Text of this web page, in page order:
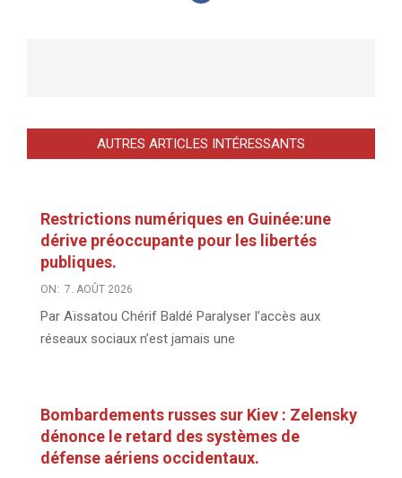
AUTRES ARTICLES INTÉRESSANTS
Restrictions numériques en Guinée:une
dérive préoccupante pour les libertés
publiques.
ON: 7. AOÛT 2026
Par Aïssatou Chérif Baldé Paralyser l’accès aux
réseaux sociaux n’est jamais une
Bombardements russes sur Kiev : Zelensky
dénonce le retard des systèmes de
défense aériens occidentaux.